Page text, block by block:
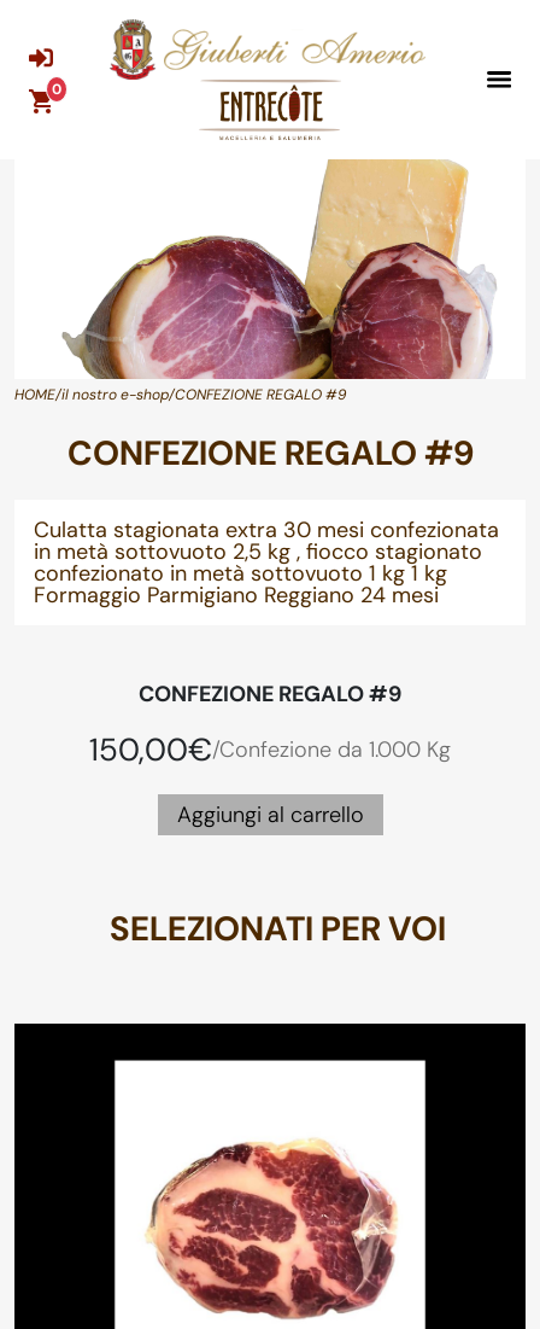
0
HOME/il nostro e-shop/CONFEZIONE REGALO #9
CONFEZIONE REGALO #9
Culatta stagionata extra 30 mesi confezionata
in metà sottovuoto 2,5 kg , fiocco stagionato
confezionato in metà sottovuoto 1 kg 1 kg
Formaggio Parmigiano Reggiano 24 mesi
CONFEZIONE REGALO #9
150,00€/Confezione da 1.000 Kg
Aggiungi al carrello
SELEZIONATI PER VOI